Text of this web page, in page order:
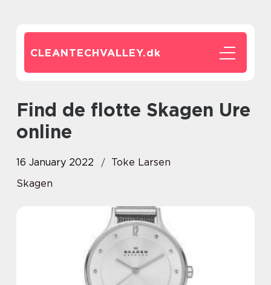
CLEANTECHVALLEY.dk
Find de flotte Skagen Ure
online
16 January 2022
Toke Larsen
Skagen